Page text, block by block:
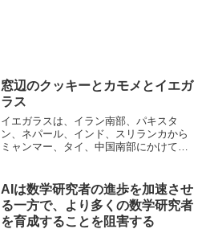
窓辺のクッキーとカモメとイエガ
ラス
イエガラスは、イラン南部、パキスタ
ン、ネパール、インド、スリランカから
ミャンマー、タイ、中国南部にかけて分
そりとしています。 顔や頭上、喉は黒
く、首から腹部・背部に...
AIは数学研究者の進歩を加速させ
る一方で、より多くの数学研究者
を育成することを阻害する